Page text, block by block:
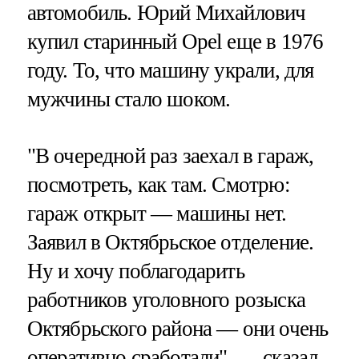
автомобиль. Юрий Михайлович
купил старинный Opel еще в 1976
году. То, что машину украли, для
мужчины стало шоком.
"В очередной раз заехал в гараж,
посмотреть, как там. Смотрю:
гараж открыт — машины нет.
Заявил в Октябрьское отделение.
Ну и хочу поблагодарить
работников уголовного розыска
Октябрьского района — они очень